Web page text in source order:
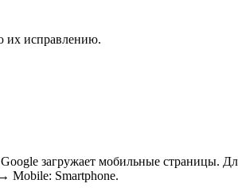
их исправлению.
загружает мобильные страницы.
Mobile: Smartphone.